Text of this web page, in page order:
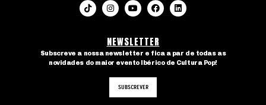
NEWSLETTER
Subscreve a nossa newsletter e fica a par de todas as
novidades do maior evento Ibérico de Cultura Pop!
SUBSCREVER